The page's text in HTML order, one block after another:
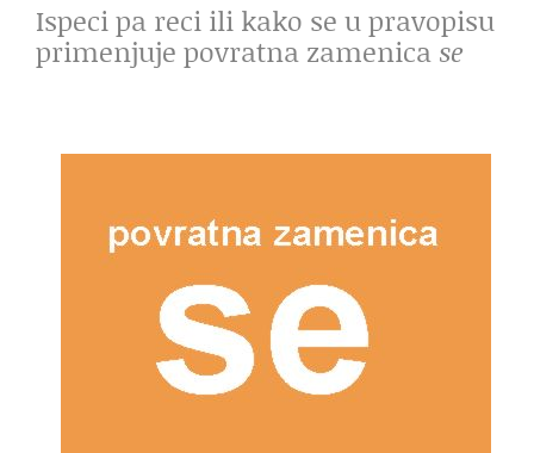
Ispeci pa reci ili kako se u pravopisu
primenjuje povratna zamenica se